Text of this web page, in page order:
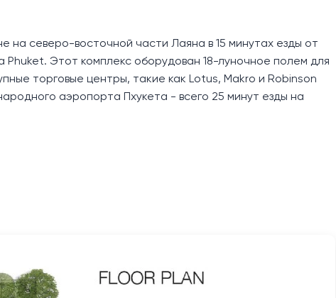
северо-восточной части Лаяна в 15 минутах езды от
Этот комплекс оборудован 18-луночное полем для
торговые центры, такие как Lotus, Makro и Robinson
аэропорта Пхукета - всего 25 минут езды на